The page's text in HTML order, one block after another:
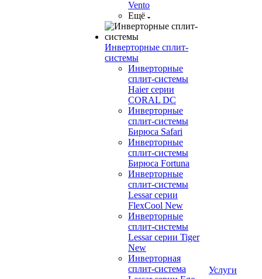
Vento
Ещё
Инверторные сплит-
системы
Инверторные
сплит-системы
Haier серии
CORAL DC
Инверторные
сплит-системы
Бирюса Safari
Инверторные
сплит-системы
Бирюса Fortuna
Инверторные
сплит-системы
Lessar серии
FlexCool New
Инверторные
сплит-системы
Lessar серии Tiger
New
Инверторная
сплит-система
Услуги